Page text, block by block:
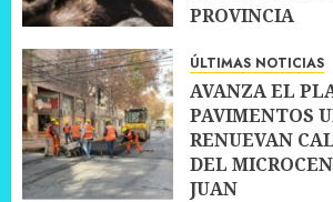
PROVINCIA
ÚLTIMAS NOTICIAS
AVANZA EL
PAVIMENTOS
RENUEVAN
DEL
JUAN